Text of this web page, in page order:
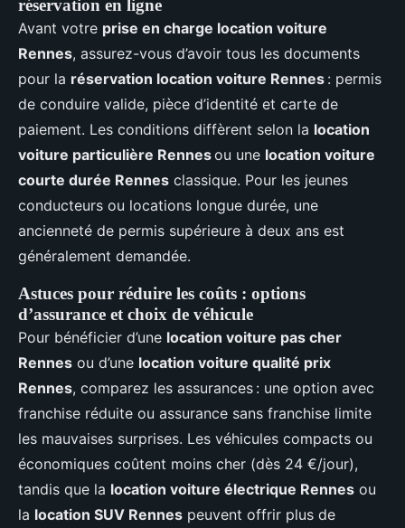
réservation en ligne
Avant votre prise en charge location voiture
Rennes, assurez-vous d’avoir tous les documents
pour la réservation location voiture Rennes : permis
de conduire valide, pièce d’identité et carte de
paiement. Les conditions diffèrent selon la location
voiture particulière Rennesou une location voiture
courte durée Rennes classique. Pour les jeunes
conducteurs ou locations longue durée, une
ancienneté de permis supérieure à deux ans est
généralement demandée.
Astuces pour réduire les coûts : options
d’assurance et choix de véhicule
Pour bénéficier d’une location voiture pas cher
Rennes ou d’une location voiture qualité prix
Rennes, comparez les assurances : une option avec
franchise réduite ou assurance sans franchise limite
les mauvaises surprises. Les véhicules compacts ou
économiques coûtent moins cher (dès 24 €/jour),
tandis que la location voiture électrique Rennes ou
la location SUV Rennes peuvent offrir plus de